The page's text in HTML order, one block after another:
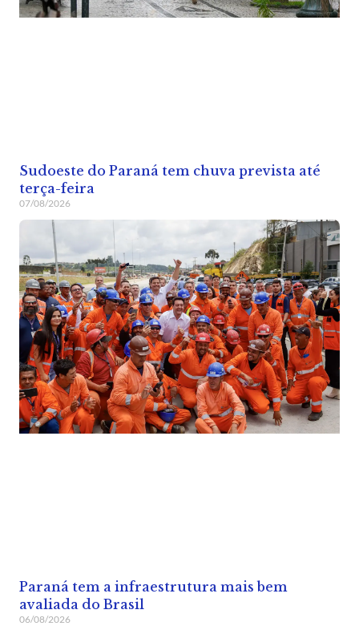
Sudoeste do Paraná tem chuva prevista até
terça-feira
07/08/2026
Paraná tem a infraestrutura mais bem
avaliada do Brasil
06/08/2026